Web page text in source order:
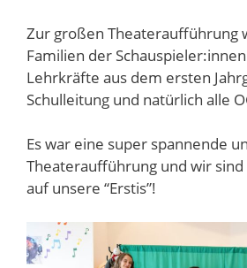
Zur großen Theateraufführung
Familien der
Lehrkräfte aus dem ersten
Schulleitung und natürlich alle
Es war eine super spannende
Theateraufführung und wir
auf unsere “Erstis”!